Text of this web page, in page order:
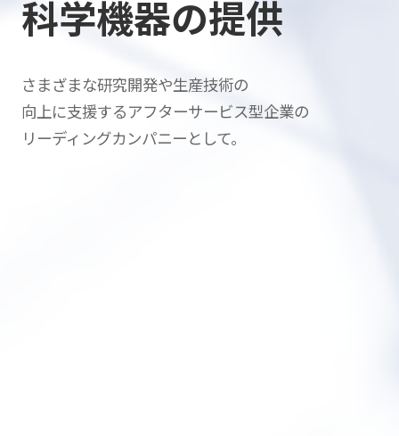
科学機器の提供
さまざまな研究開発や生産技術の
向上に支援するアフターサービス型企業の
リーディングカンパニーとして。